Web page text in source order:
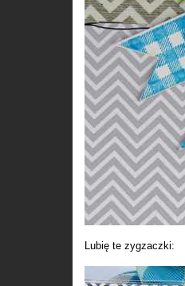
Lubię te zygzaczki: